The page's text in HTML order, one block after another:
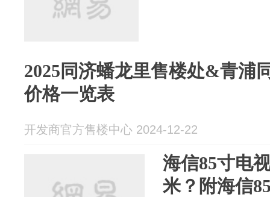
2025同济蟠龙里售楼处&青浦
价格一览表
开发商官方售楼中心 2024-12-22
海信85寸电
米？附海信